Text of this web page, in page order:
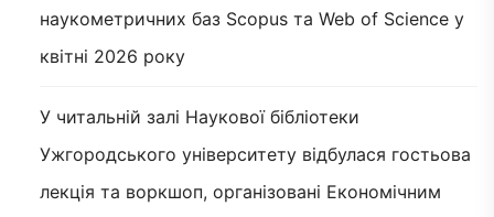
наукометричних баз Scopus та Web of Science у
квітні 2026 року
У читальній залі Наукової бібліотеки
Ужгородського університету відбулася гостьова
лекція та воркшоп, організовані Економічним